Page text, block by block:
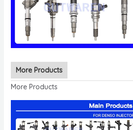
More Products
More Products